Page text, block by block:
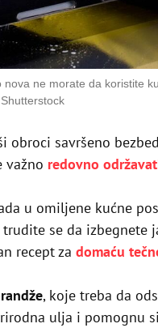
ne morate da koristite
obroci savršeno
važno redovno
u omiljene kućne
se da izbegnete
recept za domaću
, koje treba da
ulja i pomognu